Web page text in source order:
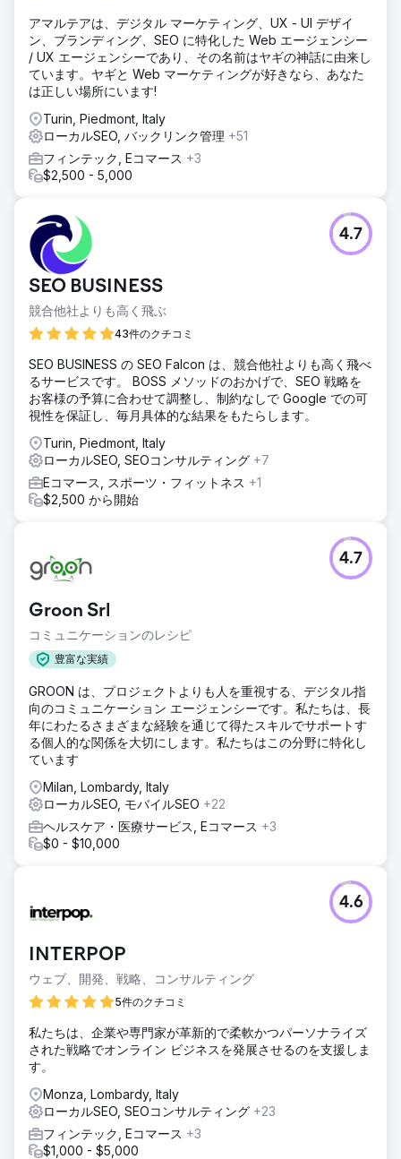
アマルテアは、デジタル マーケティング、UX - UI デザイ
ン、ブランディング、SEO に特化した Web エージェンシー
/ UX エージェンシーであり、その名前はヤギの神話に由来し
ています。ヤギと Web マーケティングが好きなら、あなた
は正しい場所にいます!
Turin, Piedmont, Italy
ローカルSEO, バックリンク管理 +51
フィンテック, Eコマース +3
$2,500 - 5,000
SEO BUSINESS
競合他社よりも高く飛ぶ
43件のクチコミ
4.7
SEO BUSINESS の SEO Falcon は、競合他社よりも高く飛べ
るサービスです。 BOSS メソッドのおかげで、SEO 戦略を
お客様の予算に合わせて調整し、制約なしで Google での可
視性を保証し、毎月具体的な結果をもたらします。
Turin, Piedmont, Italy
ローカルSEO, SEOコンサルティング +7
Eコマース, スポーツ・フィットネス +1
$2,500 から開始
Groon Srl
コミュニケーションのレシピ
豊富な実績
4.7
GROON は、プロジェクトよりも人を重視する、デジタル指
向のコミュニケーション エージェンシーです。私たちは、長
年にわたるさまざまな経験を通じて得たスキルでサポートす
る個人的な関係を大切にします。私たちはこの分野に特化し
ています
Milan, Lombardy, Italy
ローカルSEO, モバイルSEO +22
ヘルスケア・医療サービス, Eコマース +3
$0 - $10,000
INTERPOP
ウェブ、開発、戦略、コンサルティング
5件のクチコミ
4.6
私たちは、企業や専門家が革新的で柔軟かつパーソナライズ
された戦略でオンライン ビジネスを発展させるのを支援しま
す。
Monza, Lombardy, Italy
ローカルSEO, SEOコンサルティング +23
フィンテック, Eコマース +3
$1,000 - $5,000